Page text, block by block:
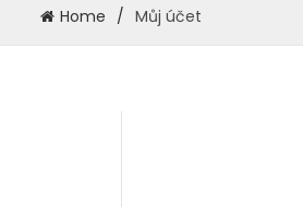
Home Můj účet